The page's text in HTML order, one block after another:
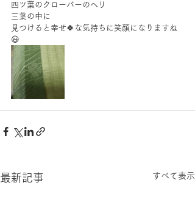
四ツ葉のクローバーのヘリ
三葉の中に
見つけると幸せ🍀な気持ちに笑顔になりますね
😃
最新記事 すべて表示